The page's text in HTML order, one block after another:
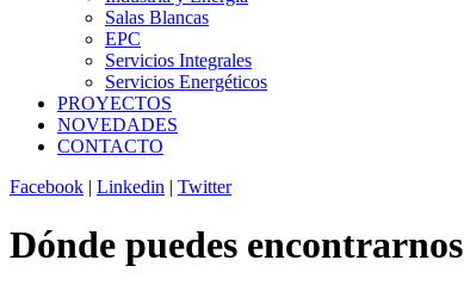
Salas Blancas
EPC
Servicios Integrales
Servicios Energéticos
PROYECTOS
NOVEDADES
CONTACTO
Facebook | Linkedin | Twitter
Dónde puedes encontrarnos